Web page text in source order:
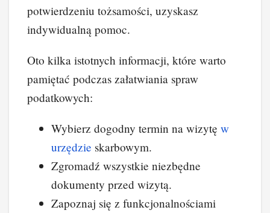
potwierdzeniu tożsamości, uzyskasz
indywidualną pomoc.
Oto kilka istotnych informacji, które warto
pamiętać podczas załatwiania spraw
podatkowych:
Wybierz dogodny termin na wizytę w
urzędzie skarbowym.
Zgromadź wszystkie niezbędne
dokumenty przed wizytą.
Zapoznaj się z funkcjonalnościami